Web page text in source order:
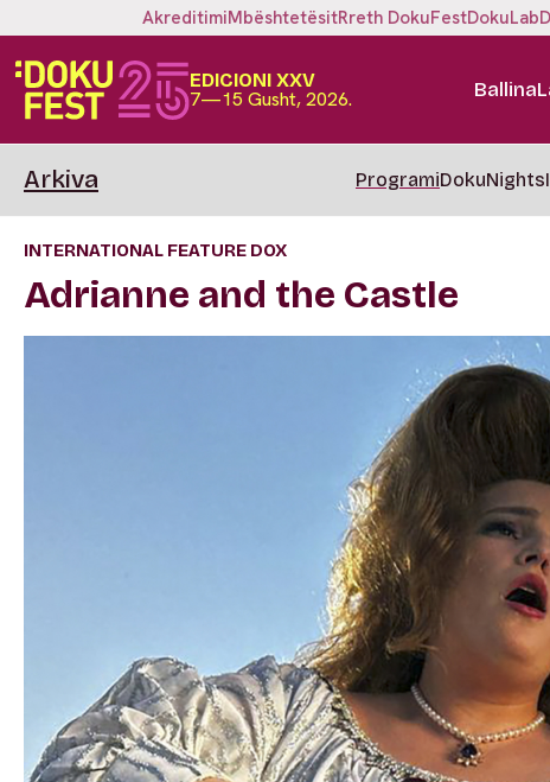
AkreditimiMbështetësitRreth DokuFestDokuLab
EDICIONI XXV
7—15 Gusht, 2026. Ballina
Arkiva ProgramiDokuNights
INTERNATIONAL FEATURE DOX
Adrianne and the Castle